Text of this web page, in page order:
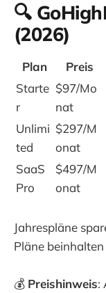
🔍
(2026)
Plan Preis
Starte
r
$97/Mo
nat
Unlimi
ted
$297/M
onat
SaaS
Pro
$497/M
onat
Jahrespläne
Pläne
💰 Preishinweis: